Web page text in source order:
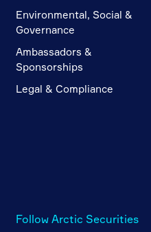
Environmental, Social &
Governance
Ambassadors &
Sponsorships
Legal & Compliance
Follow Arctic Securities